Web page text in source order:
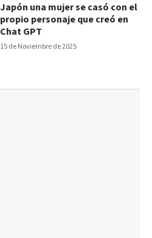
15 de Noviembre de 2025
Japón una mujer se casó con el
propio personaje que creó en
Chat GPT